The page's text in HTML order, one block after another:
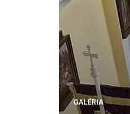
GALÉRIA